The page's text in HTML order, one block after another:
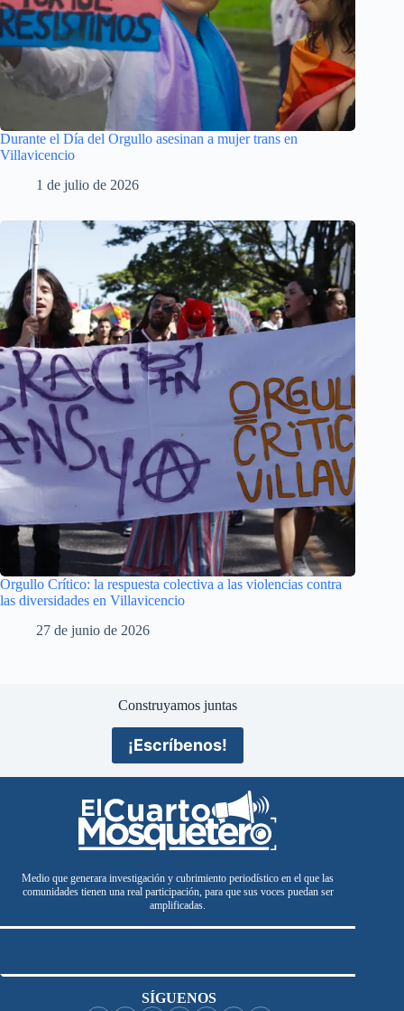
Durante el Día del Orgullo asesinan a mujer trans en
Villavicencio
1 de julio de 2026
Orgullo Crítico: la respuesta colectiva a las violencias contra
las diversidades en Villavicencio
27 de junio de 2026
Construyamos juntas
¡Escríbenos!
Medio que generara investigación y cubrimiento periodístico en el que las
comunidades tienen una real participación, para que sus voces puedan ser
amplificadas.
SÍGUENOS